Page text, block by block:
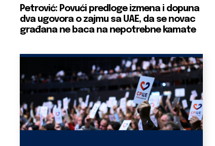
Petrović: Povući predloge izmena i dopuna
dva ugovora o zajmu sa UAE, da se novac
građana ne baca na nepotrebne kamate